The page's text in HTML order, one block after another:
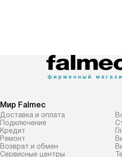
Мир Falmec
Доставка и оплата
Подключение
Кредит
Ремонт
Возврат и обмен
Сервисные центры